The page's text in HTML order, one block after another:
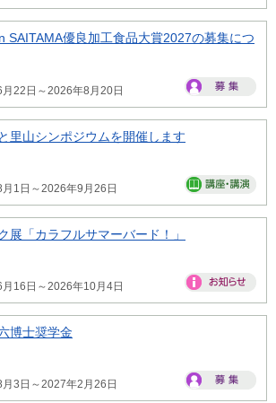
SAITAMA優良加工食品大賞2027の募集につ
22日～2026年8月20日
と里山シンポジウムを開催します
1日～2026年9月26日
展「カラフルサマーバード！」
16日～2026年10月4日
博士奨学金
3日～2027年2月26日